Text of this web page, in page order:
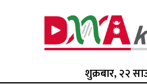
शुक्रबार, २२